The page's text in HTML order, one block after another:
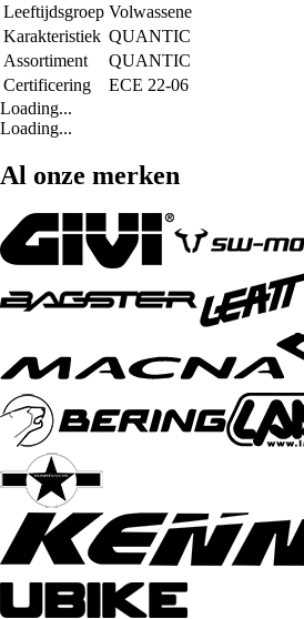
Leeftijdsgroep Volwassene
Karakteristiek QUANTIC
Assortiment
QUANTIC
Certificering
ECE 22-06
Loading...
Loading...
Al onze merken